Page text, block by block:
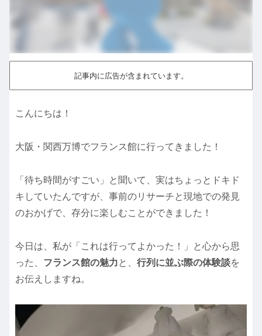
記事内に広告が含まれています。
こんにちは！
大阪・関西万博でフランス館に行ってきました！
「待ち時間がすごい」と聞いて、実はちょっとドキド
キしていたんですが、事前のリサーチと現地での発見
のおかげで、存分に楽しむことができました！
今日は、私が「これは行ってよかった！」と心から思
った、 フランス館の魅力と、 行列に並ぶ際の体験談を
お伝えしますね。